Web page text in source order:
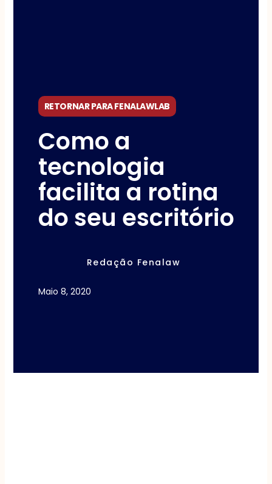
RETORNAR PARA FENALAWLAB
Como a
tecnologia
facilita a rotina
do seu escritório
Redação Fenalaw
Maio 8, 2020